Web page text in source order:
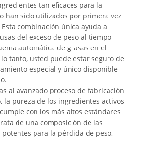
tan eficaces para la
han sido utilizados por primera vez
combinación única ayuda a
del exceso de peso al tiempo
automática de grasas en el
tanto, usted puede estar seguro de
especial y único disponible
al avanzado proceso de fabricación
la pureza de los ingredientes activos
con los más altos estándares
de una composición de las
potentes para la pérdida de peso,